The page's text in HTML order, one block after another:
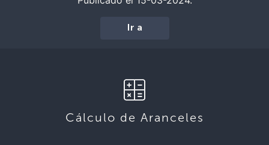
Ir a
Cálculo de Aranceles